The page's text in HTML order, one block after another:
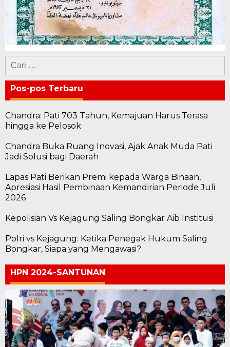
Cari
untuk:
Pos-pos Terbaru
Chandra: Pati 703 Tahun, Kemajuan Harus Terasa
hingga ke Pelosok
Chandra Buka Ruang Inovasi, Ajak Anak Muda Pati
Jadi Solusi bagi Daerah
Lapas Pati Berikan Premi kepada Warga Binaan,
Apresiasi Hasil Pembinaan Kemandirian Periode Juli
2026
Kepolisian Vs Kejagung Saling Bongkar Aib Institusi
Polri vs Kejagung: Ketika Penegak Hukum Saling
Bongkar, Siapa yang Mengawasi?
HPN 2024-SANTUNAN